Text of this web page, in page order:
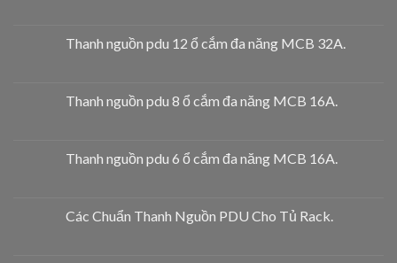
Thanh nguồn pdu 12 ổ cắm đa năng MCB 32A.
Thanh nguồn pdu 8 ổ cắm đa năng MCB 16A.
Thanh nguồn pdu 6 ổ cắm đa năng MCB 16A.
Các Chuẩn Thanh Nguồn PDU Cho Tủ Rack.